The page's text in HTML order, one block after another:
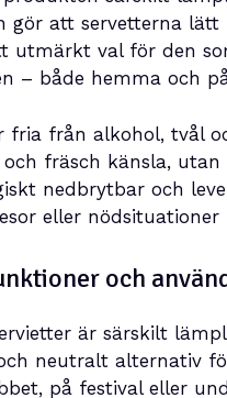
gör att servetterna lätt
utmärkt val för den
– både hemma och
fria från alkohol, tvål
och fräsch känsla,
nedbrytbar och
eller nödsituationer
och
är särskilt
neutralt alternativ
på festival eller